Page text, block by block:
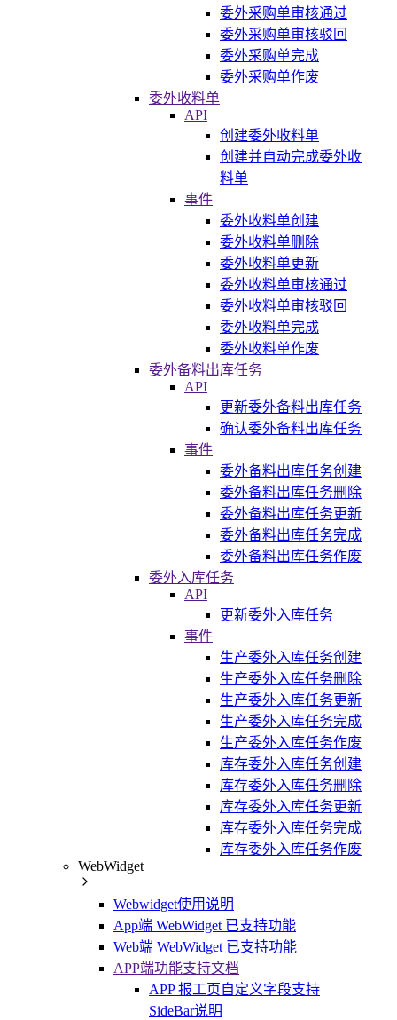
委外采购单审核通过
委外采购单审核驳回
委外采购单完成
委外采购单作废
委外收料单
API
创建委外收料单
创建并自动完成委外收
料单
事件
委外收料单创建
委外收料单删除
委外收料单更新
委外收料单审核通过
委外收料单审核驳回
委外收料单完成
委外收料单作废
委外备料出库任务
API
更新委外备料出库任务
确认委外备料出库任务
事件
委外备料出库任务创建
委外备料出库任务删除
委外备料出库任务更新
委外备料出库任务完成
委外备料出库任务作废
委外入库任务
API
更新委外入库任务
事件
生产委外入库任务创建
生产委外入库任务删除
生产委外入库任务更新
生产委外入库任务完成
生产委外入库任务作废
库存委外入库任务创建
库存委外入库任务删除
库存委外入库任务更新
库存委外入库任务完成
库存委外入库任务作废
WebWidget
Webwidget使用说明
App端 WebWidget 已支持功能
Web端 WebWidget 已支持功能
APP端功能支持文档
APP 报工页自定义字段支持
SideBar说明